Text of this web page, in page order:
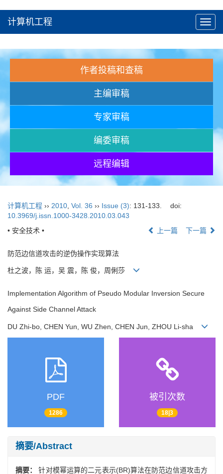
计算机工程
作者投稿和查稿
主编审稿
专家审稿
编委审稿
远程编辑
计算机工程 ›› 2010 Vol. 36 ›› Issue (3): 131-133.
doi:
10.3969/j.issn.1000-3428.2010.03.043
• 安全技术 •
上一篇 下一篇
防范边信道攻击的逆伪操作实现算法
杜之波，陈 运，吴 震，陈 俊，周俐莎
Implementation Algorithm of Pseudo Modular Inversion Secure
Against Side Channel Attack
DU Zhi-bo, CHEN Yun, WU Zhen, CHEN Jun, ZHOU Li-sha
PDF
1286
被引次数
18|3
摘要/Abstract
摘要：针对模幂运算的二元表示(BR)算法在防范边信道攻击方